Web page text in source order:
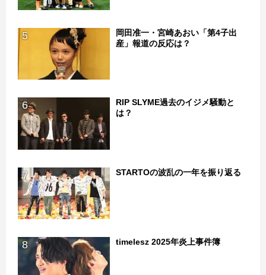
5
岡田准一・宮崎あおい「第4子出
産」報道の反応は？
6
RIP SLYME過去のイジメ騒動と
は？
7 STARTOの波乱の一年を振り返る
8 timelesz 2025年炎上事件簿